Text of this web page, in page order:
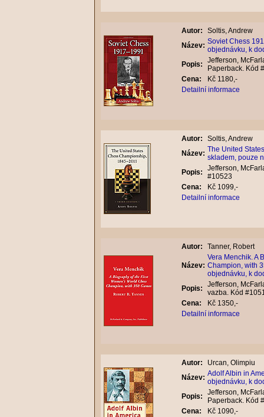
Autor:
Soltis, Andrew
Název: Soviet Chess
objednávku, k
Popis:
Jefferson,
Paperback. Kód
Cena:
Kč 1180,-
Detailní informace
Autor:
Soltis, Andrew
Název: The United
skladem, pouze
Popis:
Jefferson,
#10523
Cena:
Kč 1099,-
Detailní informace
Autor: Tanner, Robert
Název:
Vera Menchik. A
Champion, with
objednávku, k
Popis:
Jefferson,
vazba. Kód
Cena:
Kč 1350,-
Detailní informace
Autor:
Urcan, Olimpiu
Název: Adolf Albin in
objednávku, k
Popis:
Jefferson,
Paperback. Kód
Cena:
Kč 1090,-